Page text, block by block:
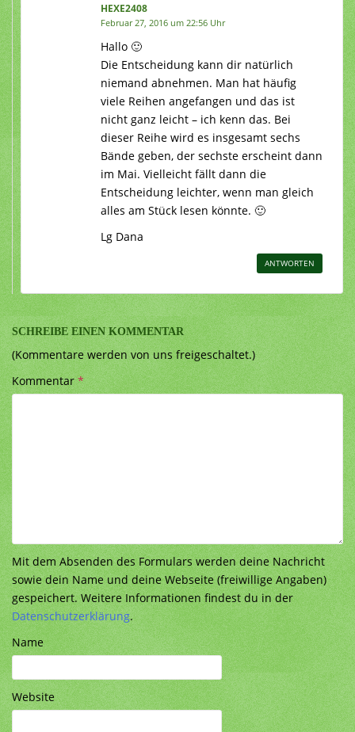
HEXE2408
Februar 27, 2016 um 22:56 Uhr
Hallo 🙂
Die Entscheidung kann dir natürlich
niemand abnehmen. Man hat häufig
viele Reihen angefangen und das ist
nicht ganz leicht – ich kenn das. Bei
dieser Reihe wird es insgesamt sechs
Bände geben, der sechste erscheint dann
im Mai. Vielleicht fällt dann die
Entscheidung leichter, wenn man gleich
alles am Stück lesen könnte. 🙂
Lg Dana
ANTWORTEN
SCHREIBE EINEN KOMMENTAR
(Kommentare werden von uns freigeschaltet.)
Kommentar*
Mit dem Absenden des Formulars werden deine Nachricht
sowie dein Name und deine Webseite (freiwillige Angaben)
gespeichert. Weitere Informationen findest du in der
Datenschutzerklärung.
Name
Website